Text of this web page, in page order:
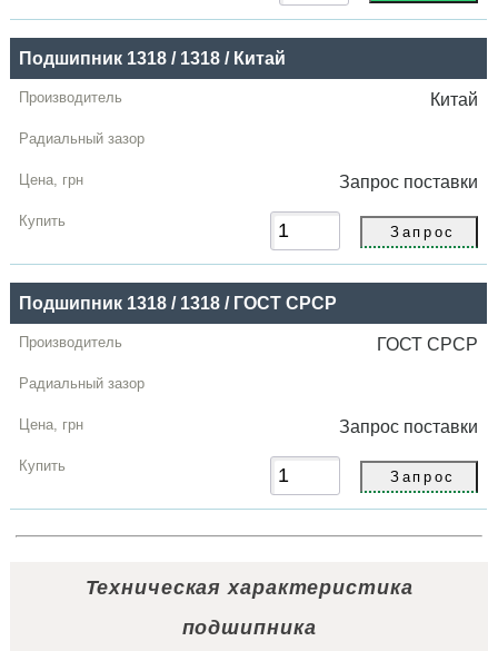
Подшипник 1318 / 1318 / Китай
Китай
Запрос поставки
Подшипник 1318 / 1318 / ГОСТ СРСР
ГОСТ СРСР
Запрос поставки
Техническая характеристика
подшипника